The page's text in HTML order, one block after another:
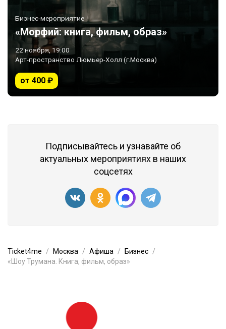
Бизнес-мероприятие
«Морфий: книга, фильм, образ»
22 ноября, 19:00
Арт-пространство Люмьер-Холл (г.Москва)
от 400 ₽
Подписывайтесь и узнавайте об
актуальных мероприятиях в наших
соцсетях
Ticket4me Москва Афиша
Бизнес
«Шоу Трумана. Книга, фильм, образ»